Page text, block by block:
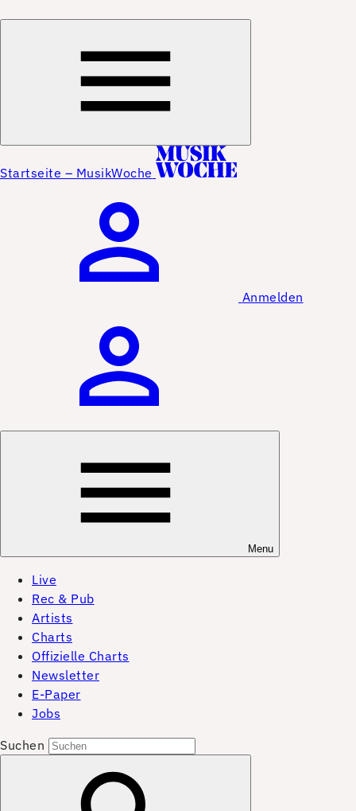
Startseite – MusikWoche
Anmelden
Menu
Live
Rec & Pub
Artists
Charts
Offizielle Charts
Newsletter
E-Paper
Jobs
Suchen